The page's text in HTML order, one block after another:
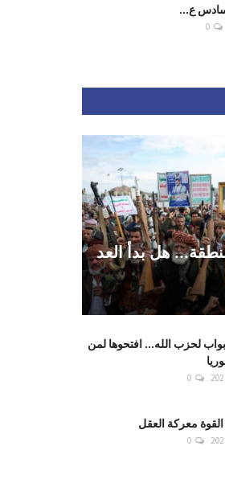
ع...
0
هل بدأ العد
لحزب الله... افتحوها لمن
0
معركة العقل
0